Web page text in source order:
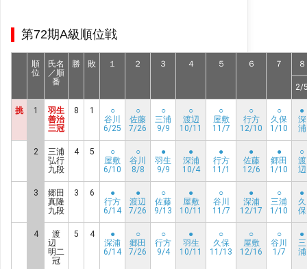
第72期A級順位戦
順
位
氏名
／順
番
勝 敗 １ ２ ３ ４ ５ ６ ７ ８
2/
挑 1
羽生
善治
三冠
8 1
○
谷川
6/25
○
佐藤
7/26
○
三浦
9/9
○
渡辺
10/11
○
屋敷
11/7
○
行方
12/10
○
久保
1/10
●
深
浦
2
三浦
弘行
九段
4 5
○
屋敷
6/10
○
谷川
8/8
●
羽生
9/9
●
深浦
10/4
●
行方
11/1
●
佐藤
12/6
●
郷田
1/10
○
渡
辺
3
郷田
真隆
九段
3 6
●
行方
6/14
●
渡辺
7/26
○
佐藤
9/13
●
屋敷
10/11
○
谷川
11/7
●
深浦
12/17
○
三浦
1/10
●
久
保
4
渡
辺
明二
冠
5 4
●
深浦
6/14
○
郷田
7/26
○
行方
9/4
●
羽生
10/11
○
久保
11/13
○
屋敷
12/16
○
谷川
1/7
●
三
浦